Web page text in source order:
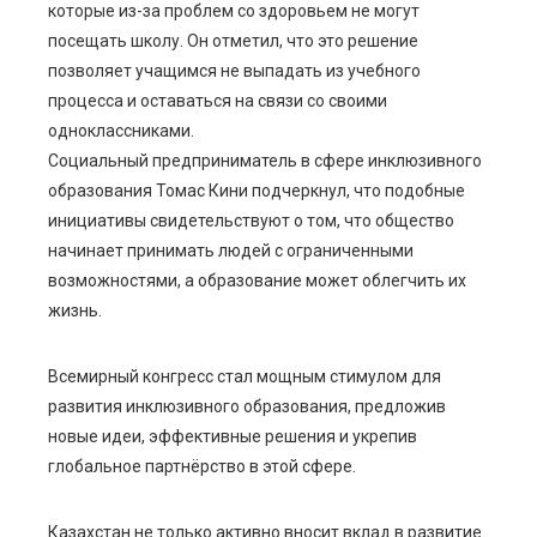
которые из-за проблем со здоровьем не могут
посещать школу. Он отметил, что это решение
позволяет учащимся не выпадать из учебного
процесса и оставаться на связи со своими
одноклассниками.
Социальный предприниматель в сфере инклюзивного
образования Томас Кини подчеркнул, что подобные
инициативы свидетельствуют о том, что общество
начинает принимать людей с ограниченными
возможностями, а образование может облегчить их
жизнь.
Всемирный конгресс стал мощным стимулом для
развития инклюзивного образования, предложив
новые идеи, эффективные решения и укрепив
глобальное партнёрство в этой сфере.
Казахстан не только активно вносит вклад в развитие